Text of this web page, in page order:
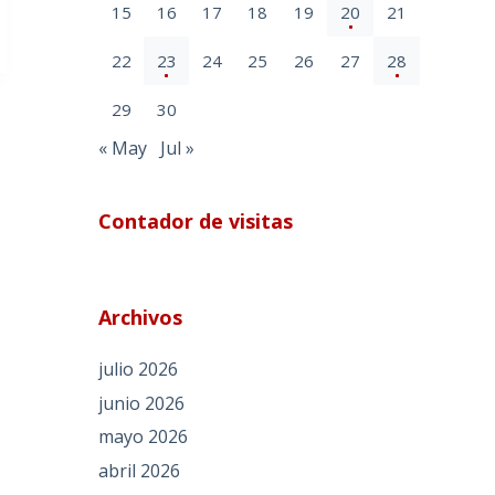
15 16 17 18 19 20 21
22 23 24 25 26 27 28
29 30
« May Jul »
Contador de visitas
Archivos
julio 2026
junio 2026
mayo 2026
abril 2026